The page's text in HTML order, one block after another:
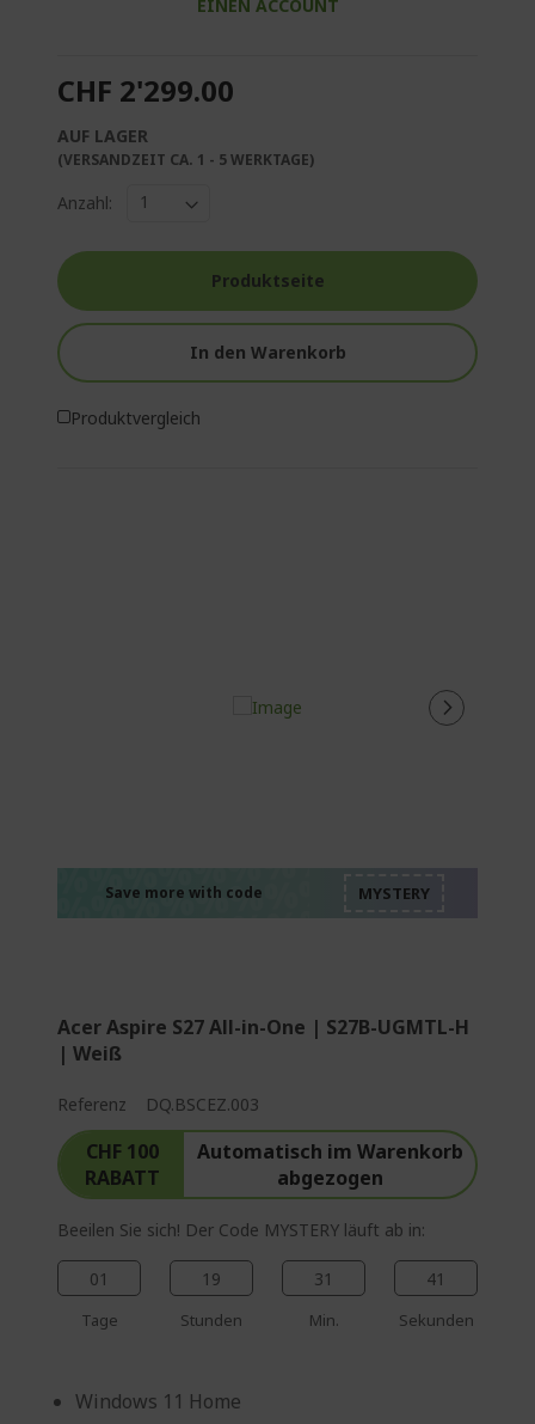
EINEN ACCOUNT
CHF 2'299.00
AUF LAGER
(VERSANDZEIT CA. 1 - 5 WERKTAGE)
Anzahl:
Produktseite
In den Warenkorb
Produktvergleich
Save more with code
Acer Aspire S27 All-in-One | S27B-UGMTL-H
| Weiß
Referenz DQ.BSCEZ.003
CHF 100
RABATT
Automatisch im Warenkorb
abgezogen
Beeilen Sie sich! Der Code MYSTERY läuft ab in:
01
Tage
19
Stunden
31
Min.
40
Sekunden
Windows 11 Home